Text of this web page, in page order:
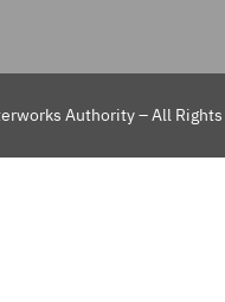
Authority – All